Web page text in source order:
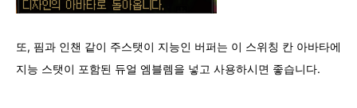
또, 핌과 인챈 같이 주스탯이 지능인 버퍼는 이 스위칭 칸 아바타에
지능 스탯이 포함된 듀얼 엠블렘을 넣고 사용하시면 좋습니다.